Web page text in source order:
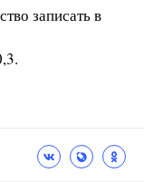
записать в